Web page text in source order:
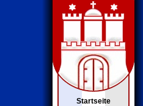
Startseite